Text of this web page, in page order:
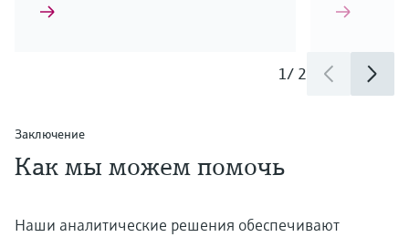
1/ 2
Заключение
Как мы можем помочь
Наши аналитические решения обеспечивают